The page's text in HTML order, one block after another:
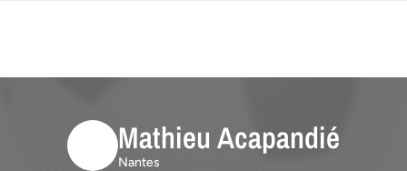
Mathieu Acapandié
Nantes